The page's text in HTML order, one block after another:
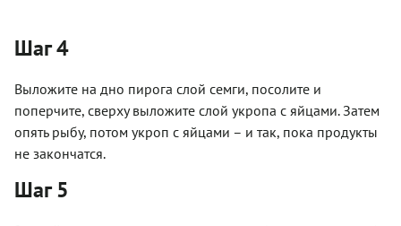
Шаг 4
Выложите на дно пирога слой семги, посолите и
поперчите, сверху выложите слой укропа с яйцами. Затем
опять рыбу, потом укроп с яйцами – и так, пока продукты
не закончатся.
Шаг 5